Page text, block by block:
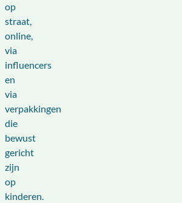
op
straat,
online,
via
influencers
en
via
verpakkingen
die
bewust
gericht
zijn
op
kinderen.